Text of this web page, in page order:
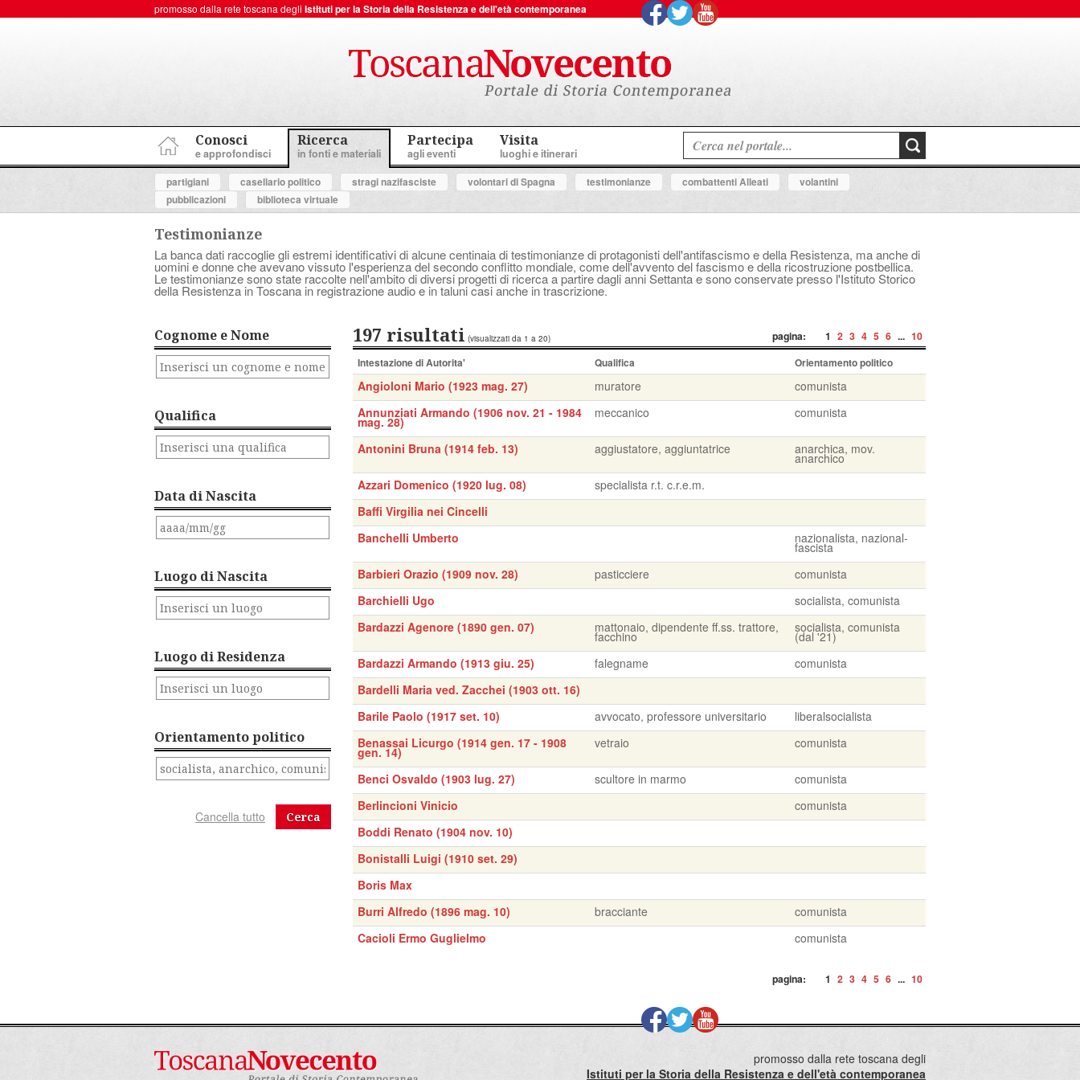
promosso dalla rete toscana degli Istituti per la Storia della Resistenza e dell'età contemporanea
Conosci
e approfondisci
Ricerca
in fonti e materiali
Partecipa
agli eventi
Visita
luoghi e itinerari
partigiani
casellario politico stragi nazifasciste volontari di Spagna testimonianze combattenti Alleati
volantini
pubblicazioni
biblioteca virtuale
Testimonianze
La banca dati raccoglie gli estremi identificativi di alcune centinaia di testimonianze di protagonisti dell'antifascismo e della Resistenza, ma anche di
uomini e donne che avevano vissuto l'esperienza del secondo conflitto mondiale, come dell'avvento del fascismo e della ricostruzione postbellica.
Le testimonianze sono state raccolte nell'ambito di diversi progetti di ricerca a partire dagli anni Settanta e sono conservate presso l'Istituto Storico
della Resistenza in Toscana in registrazione audio e in taluni casi anche in trascrizione.
Cognome e Nome
Qualifica
Data di Nascita
Luogo di Nascita
Luogo di Residenza
Orientamento politico
Cerca
pagina: 1 2 3 4 5 6 ... 10
197 risultati (visualizzati da 1 a 20)
Intestazione di Autorita' Qualifica Orientamento politico
Angioloni Mario (1923 mag. 27) muratore
comunista
Annunziati Armando (1906 nov. 21 - 1984
mag. 28)
meccanico comunista
Antonini Bruna (1914 feb. 13) aggiustatore, aggiuntatrice anarchica, mov.
anarchico
Azzari Domenico (1920 lug. 08)
specialista r.t. c.r.e.m.
Baffi Virgilia nei Cincelli
Banchelli Umberto
nazionalista, nazional-
fascista
Barbieri Orazio (1909 nov. 28)
pasticciere
comunista
Barchielli Ugo
socialista, comunista
Bardazzi Agenore (1890 gen. 07)
mattonaio, dipendente ff.ss. trattore,
facchino
socialista, comunista
(dal '21)
Bardazzi Armando (1913 giu. 25)
falegname
comunista
Bardelli Maria ved. Zacchei (1903 ott. 16)
Barile Paolo (1917 set. 10)
avvocato, professore universitario
liberalsocialista
Benassai Licurgo (1914 gen. 17 - 1908
gen. 14)
vetraio comunista
Benci Osvaldo (1903 lug. 27) scultore in marmo
comunista
Berlincioni Vinicio
comunista
Boddi Renato (1904 nov. 10)
Bonistalli Luigi (1910 set. 29)
Boris Max
Burri Alfredo (1896 mag. 10)
bracciante
comunista
Cacioli Ermo Guglielmo
comunista
pagina: 1 2 3 4 5 6 ... 10
promosso dalla rete toscana degli
Istituti per la Storia della Resistenza e dell'età contemporanea